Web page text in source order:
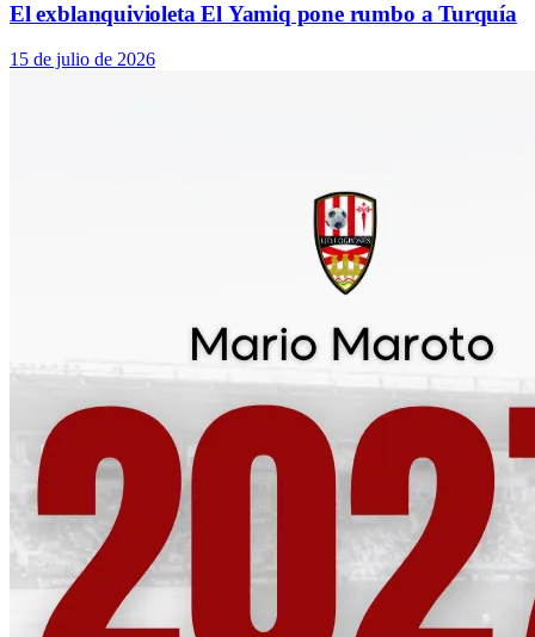
El exblanquivioleta El Yamiq pone rumbo a Turquía
15 de julio de 2026